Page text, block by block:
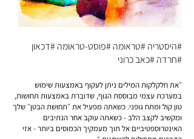
#היסטריה #טראומה #פוסט-טראומה #דכאון
#חרדה #כאב כרוני
״את חלקלקות המילים ניתן לעקוף באמצעות שימוש
במערכת עצמי מבוססת הגוף, שדוברת באמצעות תחושות,
טון קול ומתח גופני. כשאתה מפעיל את ״תחושת הבטן״ שלך
ומקשיב לקצב הלב - כשאתה עוקב אחר הנתיבים
האינטרוספטיביים אל תוך מעמקיך הכמוסים ביותר - אזי